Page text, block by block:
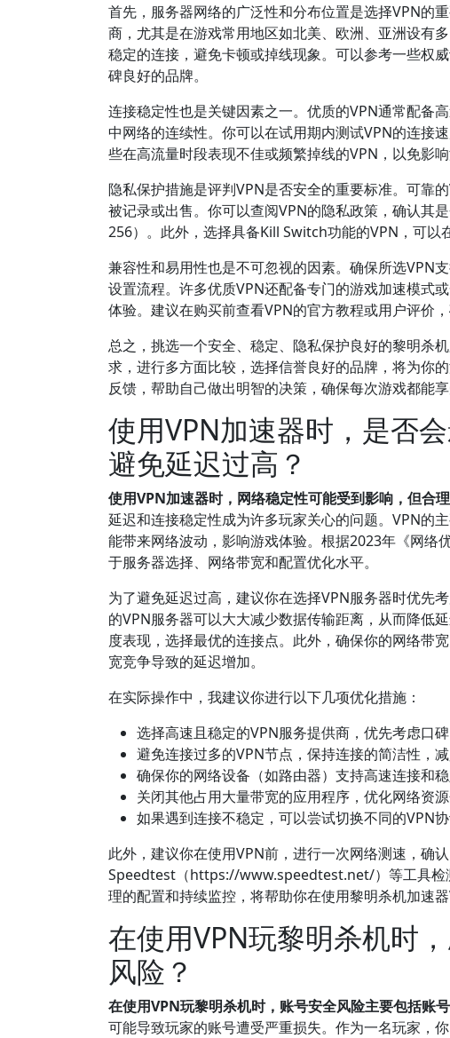
首先，服务器网络的广泛性和分布位置是选择VPN的
商，尤其是在游戏常用地区如北美、欧洲、亚洲设有
稳定的连接，避免卡顿或掉线现象。可以参考一些权
碑良好的品牌。
连接稳定性也是关键因素之一。优质的VPN通常配备
中网络的连续性。你可以在试用期内测试VPN的连接
些在高流量时段表现不佳或频繁掉线的VPN，以免影响
隐私保护措施是评判VPN是否安全的重要标准。可靠
被记录或出售。你可以查阅VPN的隐私政策，确认其
256）。此外，选择具备Kill Switch功能的VPN，可以
兼容性和易用性也是不可忽视的因素。确保所选VPN
设置流程。许多优质VPN还配备专门的游戏加速模式
体验。建议在购买前查看VPN的官方教程或用户评价
总之，挑选一个安全、稳定、隐私保护良好的黎明杀
求，进行多方面比较，选择信誉良好的品牌，将为你
反馈，帮助自己做出明智的决策，确保每次游戏都能享
使用VPN加速器时，是否
避免延迟过高？
使用VPN加速器时，网络稳定性可能受到影响，但合
延迟和连接稳定性成为许多玩家关心的问题。VPN的
能带来网络波动，影响游戏体验。根据2023年《网络
于服务器选择、网络带宽和配置优化水平。
为了避免延迟过高，建议你在选择VPN服务器时优先
的VPN服务器可以大大减少数据传输距离，从而降低
度表现，选择最优的连接点。此外，确保你的网络带
宽竞争导致的延迟增加。
在实际操作中，我建议你进行以下几项优化措施：
选择高速且稳定的VPN服务提供商，优先考虑口碑
避免连接过多的VPN节点，保持连接的简洁性，减
确保你的网络设备（如路由器）支持高速连接和
关闭其他占用大量带宽的应用程序，优化网络资源
如果遇到连接不稳定，可以尝试切换不同的VPN
此外，建议你在使用VPN前，进行一次网络测速，确
Speedtest（https://www.speedtest.net/）等工具检
理的配置和持续监控，将帮助你在使用黎明杀机加速
在使用VPN玩黎明杀机时
风险？
在使用VPN玩黎明杀机时，账号安全风险主要包括账
可能导致玩家的账号遭受严重损失。作为一名玩家，